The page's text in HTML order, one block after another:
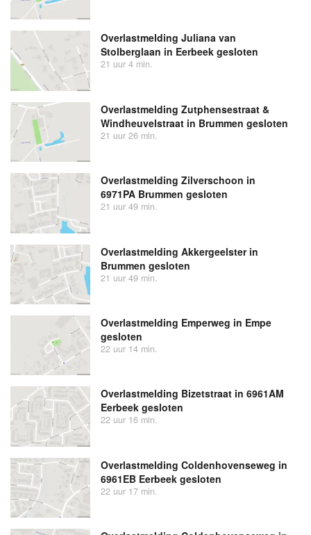
Overlastmelding Juliana van
Stolberglaan in Eerbeek gesloten
21 uur 4 min.
Overlastmelding Zutphensestraat &
Windheuvelstraat in Brummen gesloten
21 uur 26 min.
Overlastmelding Zilverschoon in
6971PA Brummen gesloten
21 uur 49 min.
Overlastmelding Akkergeelster in
Brummen gesloten
21 uur 49 min.
Overlastmelding Emperweg in Empe
gesloten
22 uur 14 min.
Overlastmelding Bizetstraat in 6961AM
Eerbeek gesloten
22 uur 16 min.
Overlastmelding Coldenhovenseweg in
6961EB Eerbeek gesloten
22 uur 17 min.